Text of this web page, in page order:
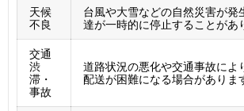
天候
不良
台風や大雪などの自然災害が発
達が一時的に停止することがあ
交通
渋
滞・
事故
道路状況の悪化や交通事故によ
配送が困難になる場合がありま